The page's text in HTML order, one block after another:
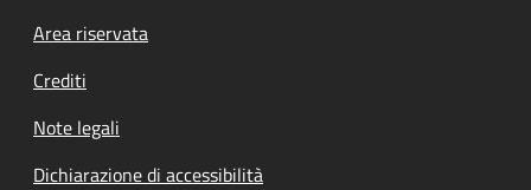
Footer menu
Area riservata
Crediti
Note legali
Dichiarazione di accessibilità